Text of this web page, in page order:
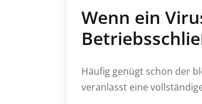
Wenn ein
Häufig genügt schon der
veranlasst eine